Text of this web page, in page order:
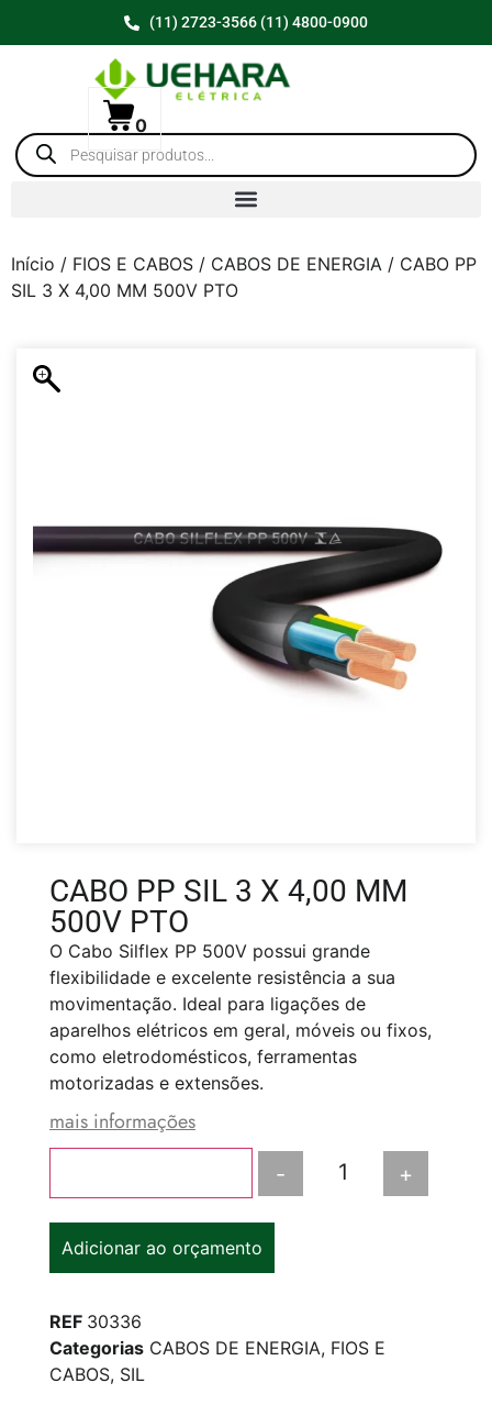
(11) 2723-3566 (11) 4800-0900
0
Início / FIOS E CABOS / CABOS DE ENERGIA / CABO PP
SIL 3 X 4,00 MM 500V PTO
CABO PP SIL 3 X 4,00 MM
500V PTO
O Cabo Silflex PP 500V possui grande
flexibilidade e excelente resistência a sua
movimentação. Ideal para ligações de
aparelhos elétricos em geral, móveis ou fixos,
como eletrodomésticos, ferramentas
motorizadas e extensões.
mais informações
- +
Adicionar ao orçamento
REF 30336
Categorias CABOS DE ENERGIA, FIOS E
CABOS, SIL